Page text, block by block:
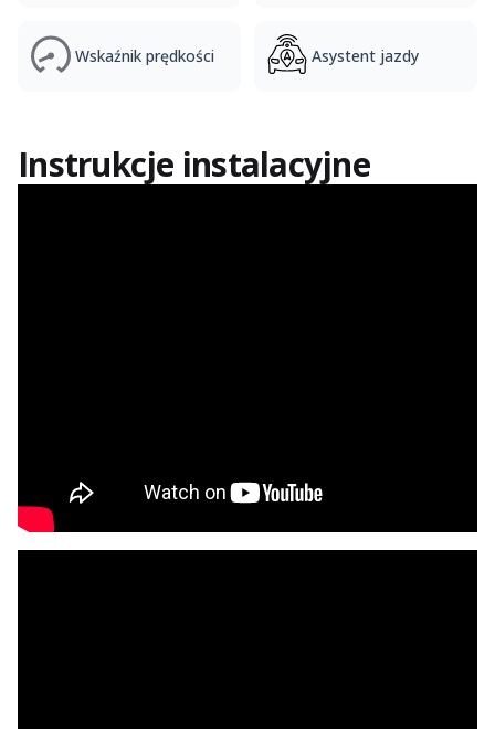
Wskaźnik prędkości Asystent jazdy
Instrukcje instalacyjne